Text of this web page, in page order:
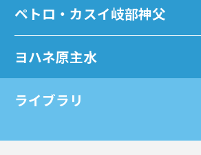
ペトロ・カスイ岐部神父
ヨハネ原主水
ライブラリ